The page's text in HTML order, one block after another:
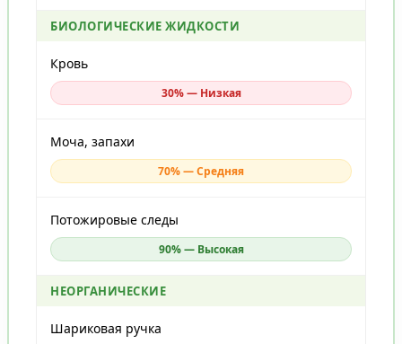
БИОЛОГИЧЕСКИЕ ЖИДКОСТИ
Кровь
30% — Низкая
Моча, запахи
70% — Средняя
Потожировые следы
90% — Высокая
НЕОРГАНИЧЕСКИЕ
Шариковая ручка